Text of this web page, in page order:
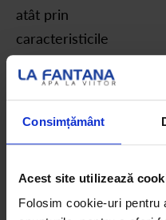
Consimțământ
Acest site utilizează
Folosim cookie-uri pentru
atât prin
caracteristicile
blend premium,
principala sa
conține cu până
la 50% mai